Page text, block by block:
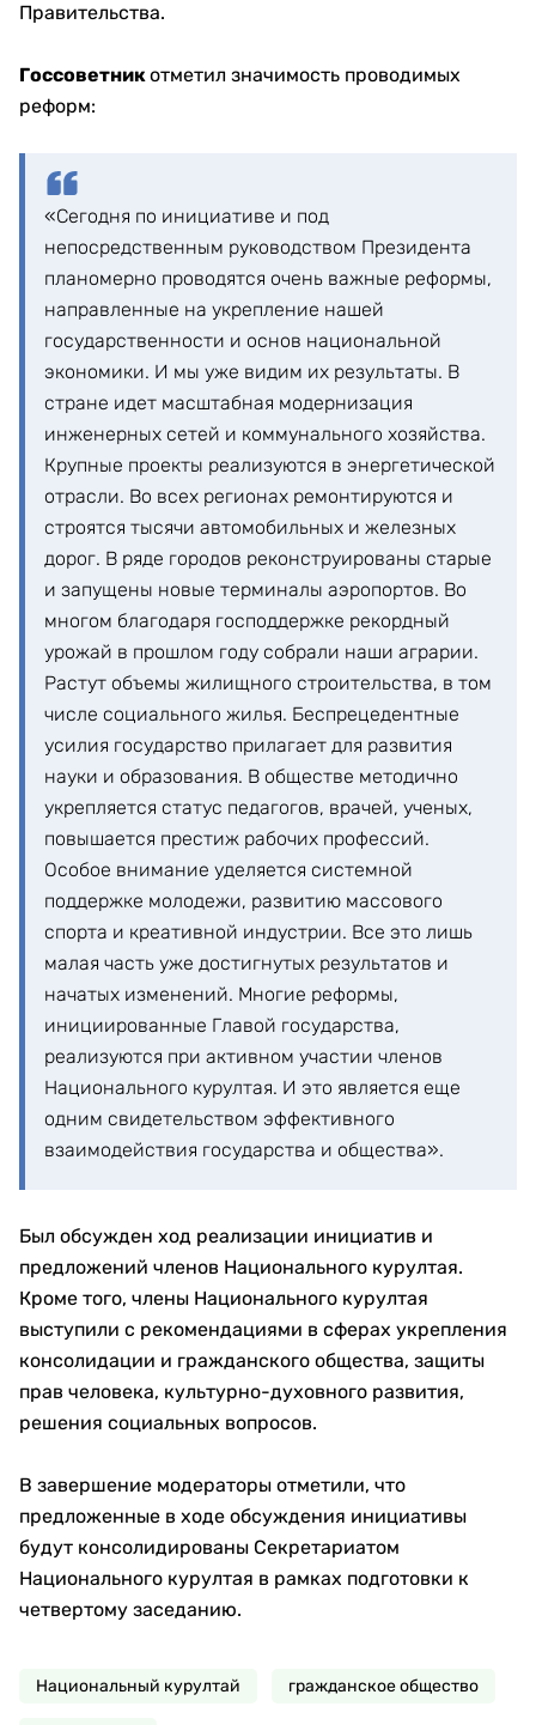
Правительства.
Госсоветникотметил значимость проводимых
реформ:
«Сегодня по инициативе и под
непосредственным руководством Президента
планомерно проводятся очень важные реформы,
направленные на укрепление нашей
государственности и основ национальной
экономики. И мы уже видим их результаты. В
стране идет масштабная модернизация
инженерных сетей и коммунального хозяйства.
Крупные проекты реализуются в энергетической
отрасли. Во всех регионах ремонтируются и
строятся тысячи автомобильных и железных
дорог. В ряде городов реконструированы старые
и запущены новые терминалы аэропортов. Во
многом благодаря господдержке рекордный
урожай в прошлом году собрали наши аграрии.
Растут объемы жилищного строительства, в том
числе социального жилья. Беспрецедентные
усилия государство прилагает для развития
науки и образования. В обществе методично
укрепляется статус педагогов, врачей, ученых,
повышается престиж рабочих профессий.
Особое внимание уделяется системной
поддержке молодежи, развитию массового
спорта и креативной индустрии. Все это лишь
малая часть уже достигнутых результатов и
начатых изменений. Многие реформы,
инициированные Главой государства,
реализуются при активном участии членов
Национального курултая. И это является еще
одним свидетельством эффективного
взаимодействия государства и общества».
Был обсужден ход реализации инициатив и
предложений членов Национального курултая.
Кроме того, члены Национального курултая
выступили с рекомендациями в сферах укрепления
консолидации и гражданского общества, защиты
прав человека, культурно-духовного развития,
решения социальных вопросов.
В завершение модераторы отметили, что
предложенные в ходе обсуждения инициативы
будут консолидированы Секретариатом
Национального курултая в рамках подготовки к
четвертому заседанию.
Национальный курултай гражданское общество